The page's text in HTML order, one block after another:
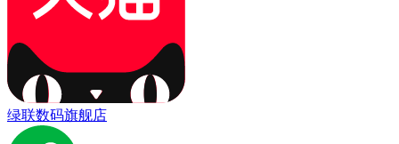
绿联数码旗舰店